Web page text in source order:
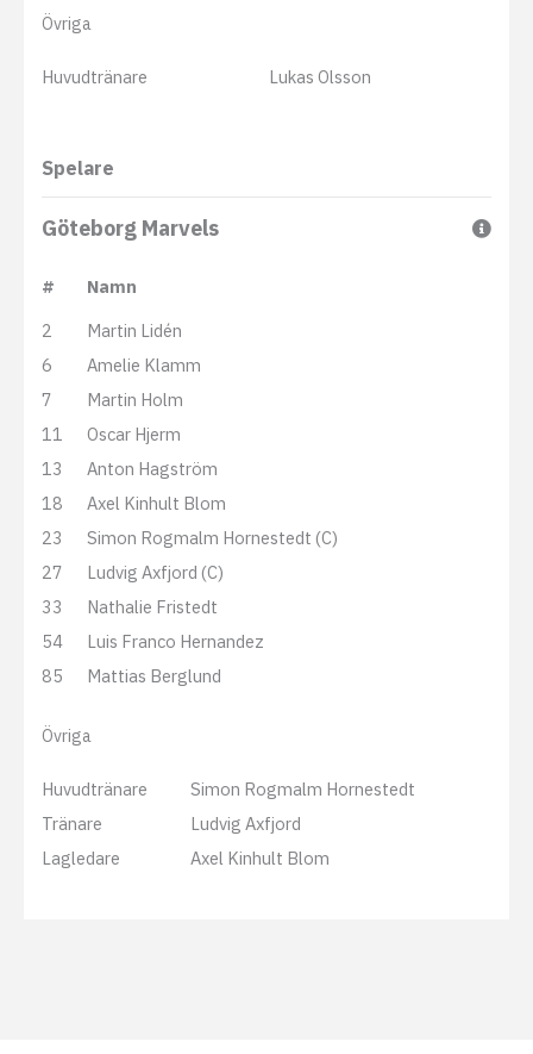
Övriga
Huvudtränare Lukas Olsson
Spelare
Göteborg Marvels
#
Namn
2
Martin Lidén
6
Amelie Klamm
7
Martin Holm
11
Oscar Hjerm
13
Anton Hagström
18
Axel Kinhult Blom
23
Simon Rogmalm Hornestedt (C)
27
Ludvig Axfjord (C)
33
Nathalie Fristedt
54
Luis Franco Hernandez
85
Mattias Berglund
Övriga
Huvudtränare
Simon Rogmalm Hornestedt
Tränare
Ludvig Axfjord
Lagledare
Axel Kinhult Blom